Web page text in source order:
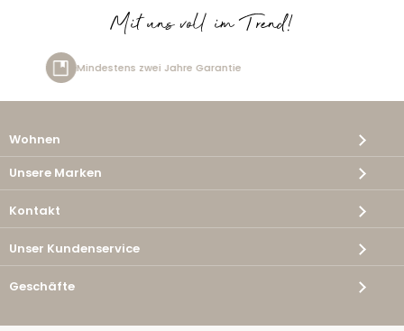
Mit uns voll im Trend!
Garantie
Wohnen
Unsere Marken
Kontakt
Unser Kundenservice
Geschäfte